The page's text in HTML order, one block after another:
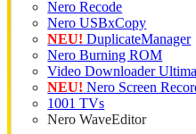
Nero Recode
Nero USBxCopy
NEU! DuplicateManager
Nero Burning ROM
Video Downloader
NEU! Nero Screen
1001 TVs
Nero WaveEditor
Jetzt kaufen »
Windows 11, 10 |